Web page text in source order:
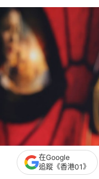
在Google
追蹤《香港01》